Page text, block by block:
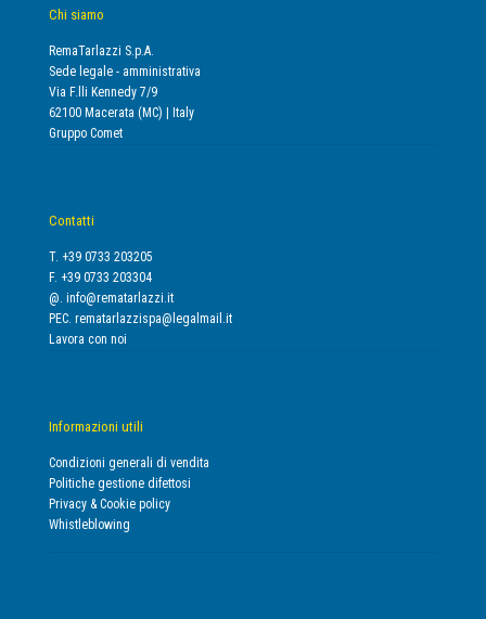
Chi siamo
RemaTarlazzi S.p.A.
Sede legale - amministrativa
Via F.lli Kennedy 7/9
62100 Macerata (MC) | Italy
Gruppo Comet
Contatti
T. +39 0733 203205
F. +39 0733 203304
@. info@rematarlazzi.it
PEC. rematarlazzispa@legalmail.it
Lavora con noi
Informazioni utili
Condizioni generali di vendita
Politiche gestione difettosi
Privacy & Cookie policy
Whistleblowing